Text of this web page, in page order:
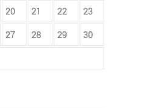
20 21 22
23
27 28 29
30